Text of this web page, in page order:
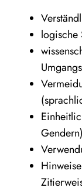
logi­sche
Gendern)